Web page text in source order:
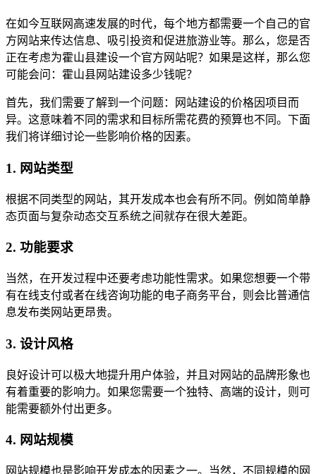
在如今互联网高速发展的时代，每个地方都需要一个自己的官
方网站来传达信息、吸引投资和促进旅游业等。那么，您是否
正在考虑为霍山县建设一个官方网站呢？如果是这样，那么您
可能会问：霍山县网站建设多少钱呢？
首先，我们需要了解到一个问题：网站建设的价格因项目而
异。这意味着不同的需求和目标所需花费的预算也不同。下面
我们将详细讨论一些影响价格的因素。
1. 网站类型
根据不同类型的网站，其开发成本也会有所不同。例如简单静
态页面与复杂动态交互系统之间就存在很大差距。
2. 功能要求
当然，在开发过程中还要考虑功能性需求。如果您想要一个带
有在线支付或者在线咨询功能的电子商务平台，则会比普通信
息发布类网站更昂贵。
3. 设计风格
良好设计可以极大地提升用户体验，并且对网站的品牌形象也
有着重要的影响力。如果您需要一个独特、高端的设计，则可
能需要额外付出更多。
4. 网站规模
网站规模也是影响开发成本的因素之一。当然，不同规模的网